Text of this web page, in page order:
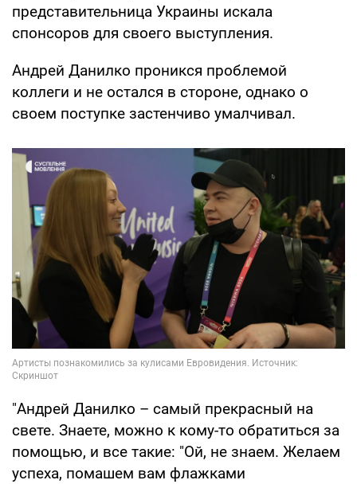
представительница Украины искала
спонсоров для своего выступления.
Андрей Данилко проникся проблемой
коллеги и не остался в стороне, однако о
своем поступке застенчиво умалчивал.
"Андрей Данилко – самый прекрасный на
свете. Знаете, можно к кому-то обратиться за
помощью, и все такие: "Ой, не знаем. Желаем
успеха, помашем вам флажками